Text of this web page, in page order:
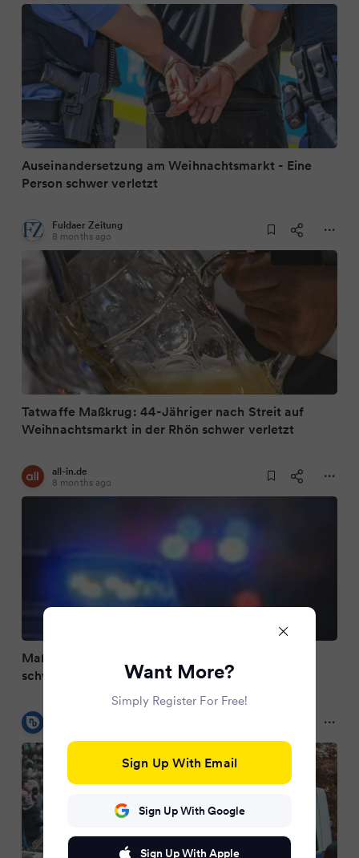
Auseinandersetzung am Weihnachtsmarkt - Eine
Person schwer verletzt
Fuldaer Zeitung
8 months ago
Tatwaffe Maßkrug: 44-Jähriger nach Streit auf
Weihnachtsmarkt in der Rhön schwer verletzt
all-in.de
8 months ago
Maßkrug-Angriff auf Weihnachtsmarkt – Mann
schwer verletzt!
Want More?
Simply Register For Free!
Sign Up With Email
Sign Up With Google
Sign Up With Apple